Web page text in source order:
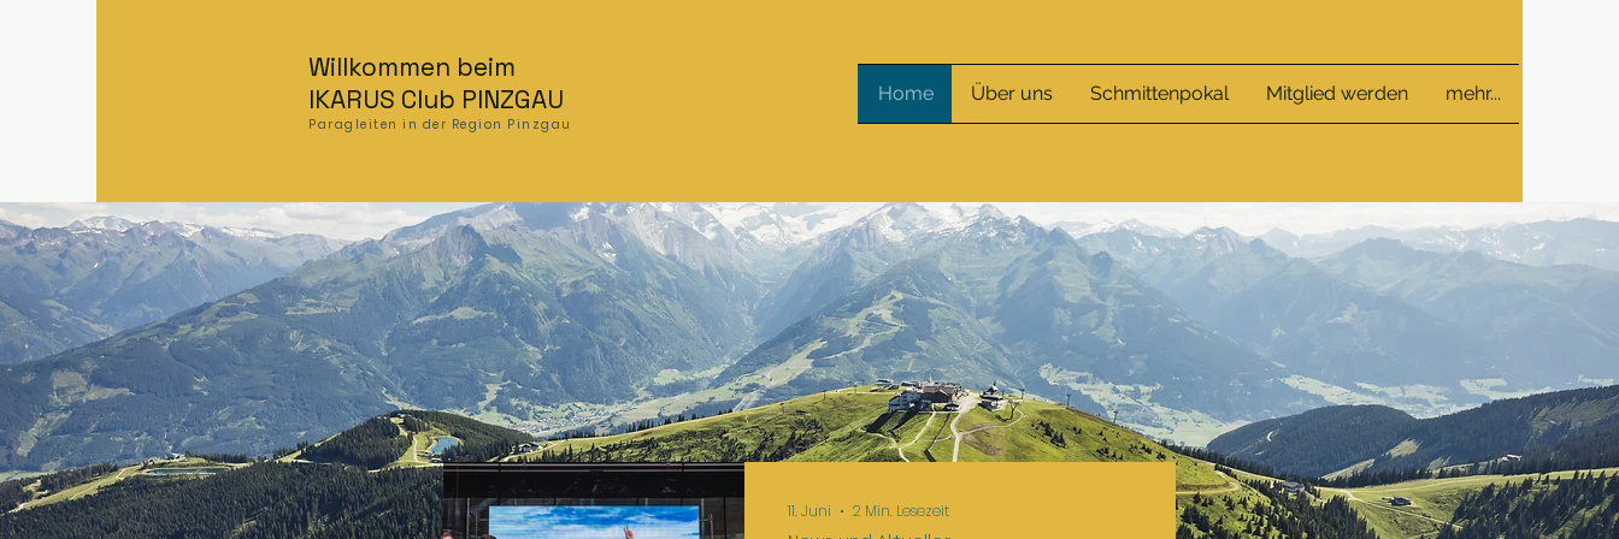
Willkommen beim
IKARUS Club PINZGAU
Paragleiten in der Region Pinzgau
Home Über uns Schmittenpokal Mitglied werden mehr...
11. Juni 2 Min. Lesezeit